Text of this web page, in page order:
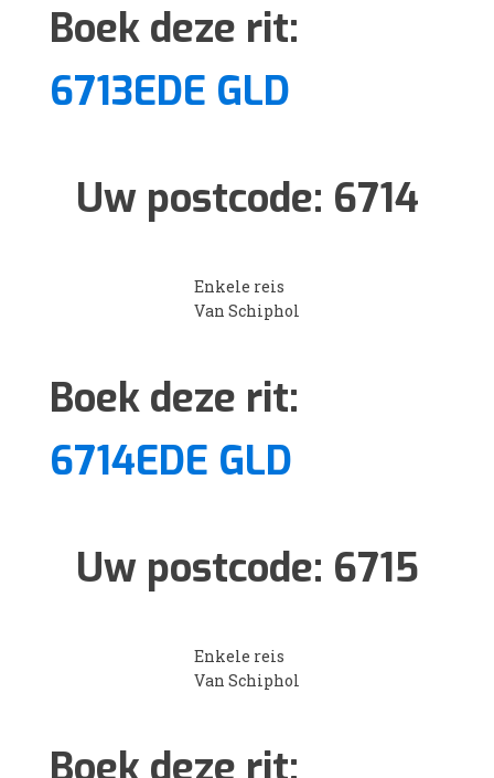
Boek deze rit:
6713EDE GLD
Uw postcode: 6714
Enkele reis
Van Schiphol
Boek deze rit:
6714EDE GLD
Uw postcode: 6715
Enkele reis
Van Schiphol